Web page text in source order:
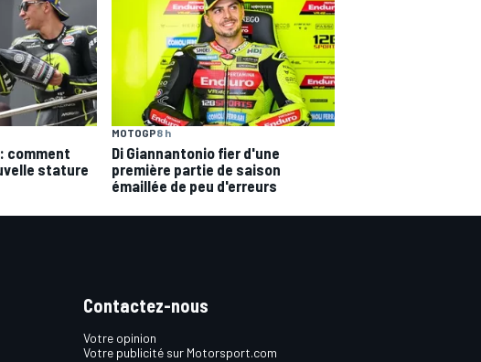
comment
stature
MOTOGP8 h
Di Giannantonio fier d'une
première partie de saison
émaillée de peu d'erreurs
Contactez-nous
Votre opinion
Votre publicité sur Motorsport.com